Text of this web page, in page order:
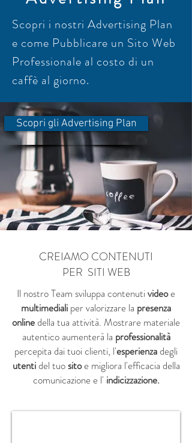
Scopri i nostri Advertising Plan
e come Pubblicare un Sito Web
Professionale al costo di un
caffè al giorno.
Scopri gli Advertising Plan
MARKETING ?
CREIAMO CONTENUTI
PER SITI WEB
Il nostro Team sviluppa contenutivideoe
multimediali per valorizzare la presenza
onlinedella tua attività. Mostrare materiale
autentico aumenterà la professionalità
percepita dai tuoi clienti, l'esperienzadegli
utentidel tuositoe migliora l'efficacia della
comunicazione e l' indicizzazione.